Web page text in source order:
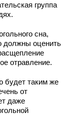
группа
сна,
должны оценить
отравление.
будет таким же
от
даже